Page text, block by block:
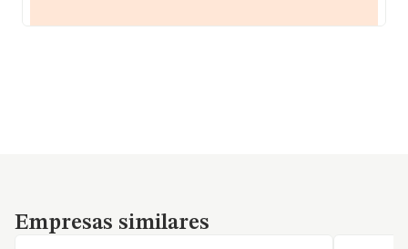
Empresas similares
Empresas similares